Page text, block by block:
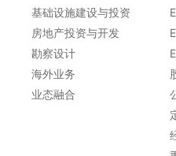
基础设施建设与投资
房地产投资与开发
勘察设计
海外业务
业态融合